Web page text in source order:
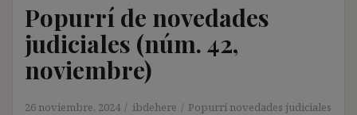
Popurrí de novedades
judiciales (núm. 42,
noviembre)
26 noviembre, 2024 ibdehere Popurrí novedades judiciales